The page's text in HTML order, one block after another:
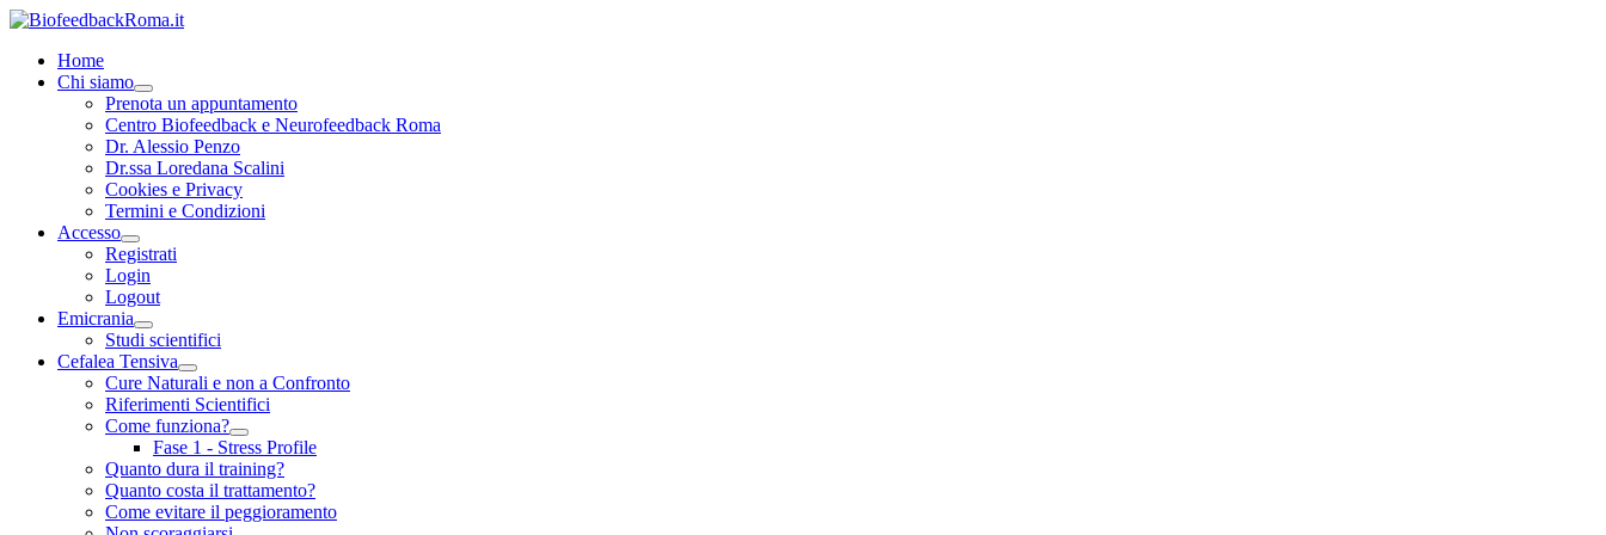
Home
Chi siamo
Prenota un appuntamento
Centro Biofeedback e Neurofeedback Roma
Dr. Alessio Penzo
Dr.ssa Loredana Scalini
Cookies e Privacy
Termini e Condizioni
Accesso
Registrati
Login
Logout
Emicrania
Studi scientifici
Cefalea Tensiva
Cure Naturali e non a Confronto
Riferimenti Scientifici
Come funziona?
Fase 1 - Stress Profile
Quanto dura il training?
Quanto costa il trattamento?
Come evitare il peggioramento